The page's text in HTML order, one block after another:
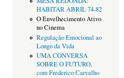
HABITAR ABRIL 74-82
O Envelhecimento Ativo
no Cinema
Regulação Emocional ao
Longo da Vida
UMA CONVERSA
SOBRE O FUTURO,
com Frederico Carvalho